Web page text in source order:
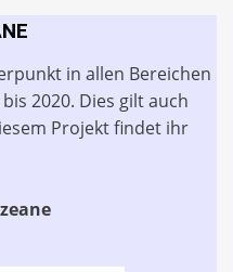
in allen Bereichen
2020. Dies gilt auch
Projekt findet ihr